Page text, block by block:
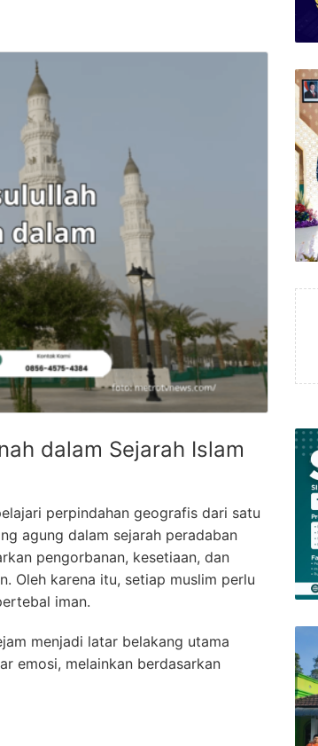
dalam Sejarah Islam
perpindahan geografis dari satu
agung dalam sejarah peradaban
pengorbanan, kesetiaan, dan
Oleh karena itu, setiap muslim perlu
iman.
menjadi latar belakang utama
emosi, melainkan berdasarkan